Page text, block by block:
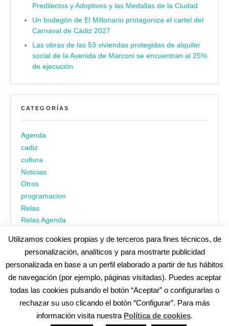
Predilectos y Adoptivos y las Medallas de la Ciudad
Un bodegón de El Millonario protagoniza el cartel del
Carnaval de Cádiz 2027
Las obras de las 53 viviendas protegidas de alquiler
social de la Avenida de Marconi se encuentran al 25%
de ejecución
CATEGORÍAS
Agenda
cadiz
cultura
Noticias
Otros
programacion
Relas
Relas Agenda
¿No encuentras alguna cosa? Echa un vistazo encadiz.es|
Aviso legal| Política de privacidad|Accesibilidad| Política de
Utilizamos cookies propias y de terceros para fines técnicos, de
personalización, analíticos y para mostrarte publicidad
personalizada en base a un perfil elaborado a partir de tus hábitos
de navegación (por ejemplo, páginas visitadas). Puedes aceptar
todas las cookies pulsando el botón “Aceptar” o configurarlas o
rechazar su uso clicando el botón “Configurar”. Para más
información visita nuestra Política de cookies.